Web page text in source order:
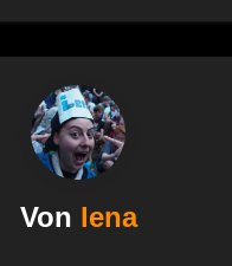
Von lena